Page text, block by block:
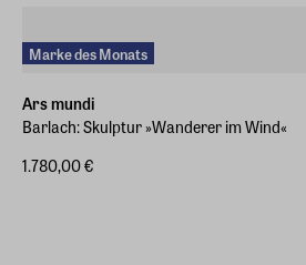
Marke des Monats
Ars mundi
Barlach: Skulptur »Wanderer im Wind«
1.780,00 €